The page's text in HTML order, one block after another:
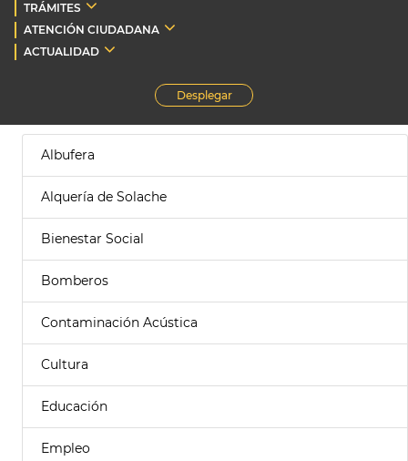
TRÁMITES
ATENCIÓN CIUDADANA
ACTUALIDAD
Desplegar
Albufera
Alquería de Solache
Bienestar Social
Bomberos
Contaminación Acústica
Cultura
Educación
Empleo